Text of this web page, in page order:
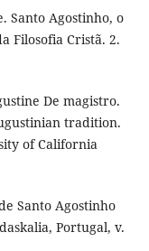
Santo Agostinho, o
Filosofia Cristã. 2.
De magistro.
tradition.
of California
Santo Agostinho
Portugal, v.